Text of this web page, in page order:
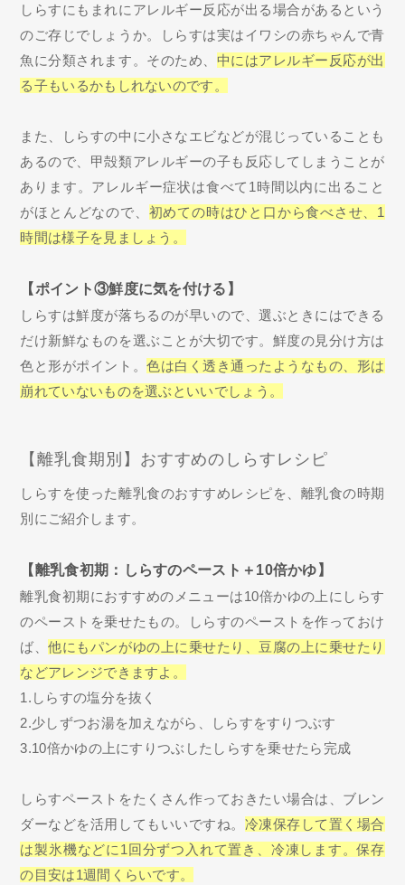
しらすにもまれにアレルギー反応が出る場合があるという
のご存じでしょうか。しらすは実はイワシの赤ちゃんで青
魚に分類されます。そのため、 中にはアレルギー反応が出
る子もいるかもしれないのです。
また、しらすの中に小さなエビなどが混じっていることも
あるので、甲殻類アレルギーの子も反応してしまうことが
あります。アレルギー症状は食べて1時間以内に出ること
がほとんどなので、 初めての時はひと口から食べさせ、1
時間は様子を見ましょう。
【ポイント③鮮度に気を付ける】
しらすは鮮度が落ちるのが早いので、選ぶときにはできる
だけ新鮮なものを選ぶことが大切です。鮮度の見分け方は
色と形がポイント。色は白く透き通ったようなもの、形は
崩れていないものを選ぶといいでしょう。
【離乳食期別】おすすめのしらすレシピ
しらすを使った離乳食のおすすめレシピを、離乳食の時期
別にご紹介します。
【離乳食初期：しらすのペースト＋10倍かゆ】
離乳食初期におすすめのメニューは10倍かゆの上にしらす
のペーストを乗せたもの。しらすのペーストを作っておけ
ば、他にもパンがゆの上に乗せたり、豆腐の上に乗せたり
などアレンジできますよ。
1.しらすの塩分を抜く
2.少しずつお湯を加えながら、しらすをすりつぶす
3.10倍かゆの上にすりつぶしたしらすを乗せたら完成
しらすペーストをたくさん作っておきたい場合は、ブレン
ダーなどを活用してもいいですね。 冷凍保存して置く場合
は製氷機などに1回分ずつ入れて置き、冷凍します。保存
の目安は1週間くらいです。